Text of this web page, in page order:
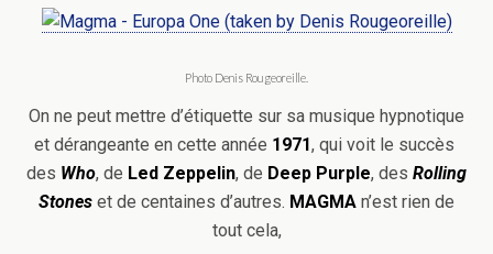
Photo Denis Rougeoreille.
On ne peut mettre d’étiquette sur sa musique hypnotique
et dérangeante en cette année 1971, qui voit le succès
des Who, de Led Zeppelin, de Deep Purple, des Rolling
Stones et de centaines d’autres. MAGMA n’est rien de
tout cela,